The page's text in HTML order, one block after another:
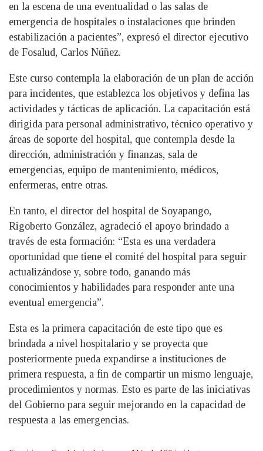
en la escena de una eventualidad o las salas de
emergencia de hospitales o instalaciones que brinden
estabilización a pacientes”, expresó el director ejecutivo
de Fosalud, Carlos Núñez.
Este curso contempla la elaboración de un plan de acción
para incidentes, que establezca los objetivos y defina las
actividades y tácticas de aplicación. La capacitación está
dirigida para personal administrativo, técnico operativo y
áreas de soporte del hospital, que contempla desde la
dirección, administración y finanzas, sala de
emergencias, equipo de mantenimiento, médicos,
enfermeras, entre otras.
En tanto, el director del hospital de Soyapango,
Rigoberto González, agradeció el apoyo brindado a
través de esta formación: “Esta es una verdadera
oportunidad que tiene el comité del hospital para seguir
actualizándose y, sobre todo, ganando más
conocimientos y habilidades para responder ante una
eventual emergencia”.
Esta es la primera capacitación de este tipo que es
brindada a nivel hospitalario y se proyecta que
posteriormente pueda expandirse a instituciones de
primera respuesta, a fin de compartir un mismo lenguaje,
procedimientos y normas. Esto es parte de las iniciativas
del Gobierno para seguir mejorando en la capacidad de
respuesta a las emergencias.